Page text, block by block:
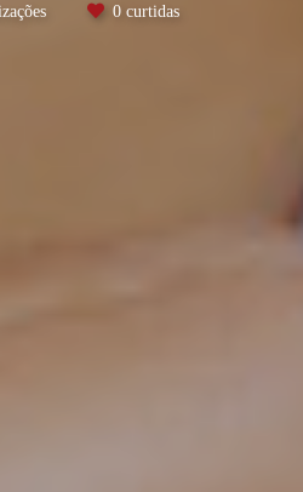
0 curtidas